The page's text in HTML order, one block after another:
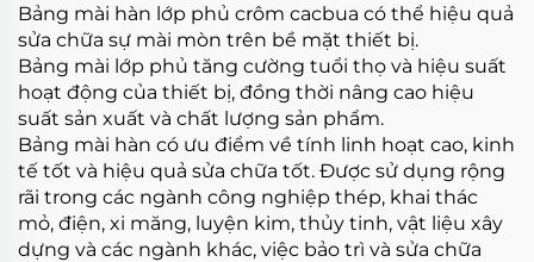
Bảng mài hàn lớp phủ crôm cacbua có thể hiệu quả
sửa chữa sự mài mòn trên bề mặt thiết bị.
Bảng mài lớp phủ tăng cường tuổi thọ và hiệu suất
hoạt động của thiết bị, đồng thời nâng cao hiệu
suất sản xuất và chất lượng sản phẩm.
Bảng mài hàn có ưu điểm về tính linh hoạt cao, kinh
tế tốt và hiệu quả sửa chữa tốt. Được sử dụng rộng
rãi trong các ngành công nghiệp thép, khai thác
mỏ, điện, xi măng, luyện kim, thủy tinh, vật liệu xây
dựng và các ngành khác, việc bảo trì và sửa chữa